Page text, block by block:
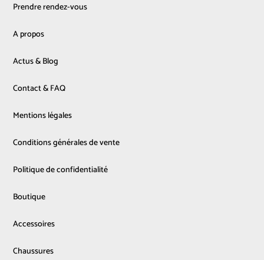
Prendre rendez-vous
A propos
Actus & Blog
Contact & FAQ
Mentions légales
Conditions générales de vente
Politique de confidentialité
Boutique
Accessoires
Chaussures